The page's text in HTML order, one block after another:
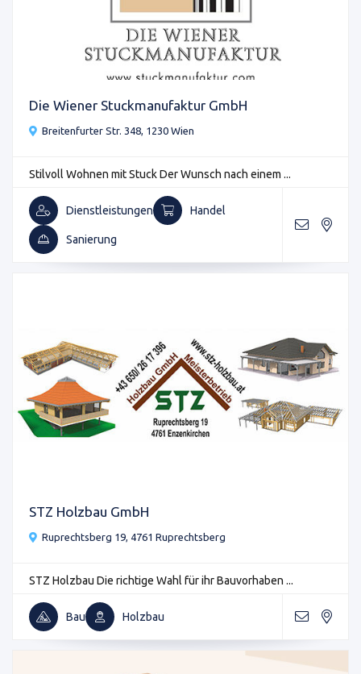
Die Wiener Stuckmanufaktur GmbH
Breitenfurter Str. 348, 1230 Wien
Stilvoll Wohnen mit Stuck Der Wunsch nach einem ...
Dienstleistungen Handel
Sanierung
STZ Holzbau GmbH
Ruprechtsberg 19, 4761 Ruprechtsberg
STZ Holzbau Die richtige Wahl für ihr Bauvorhaben ...
Bau Holzbau